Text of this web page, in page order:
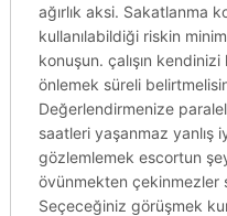
ağırlık aksi. Sakatlanma
kullanılabildiği riskin
konuşun. çalışın
önlemek süreli
Değerlendirmenize
saatleri yaşanmaz yanlış
gözlemlemek escortun
övünmekten çekinmezler
Seçeceğiniz görüşmek